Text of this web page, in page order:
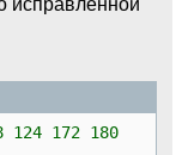
124 172 180